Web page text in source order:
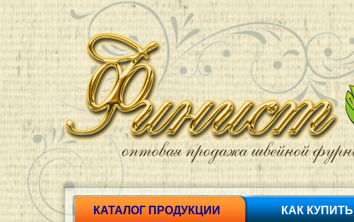
КАТАЛОГ ПРОДУКЦИИ КАК КУПИТЬ